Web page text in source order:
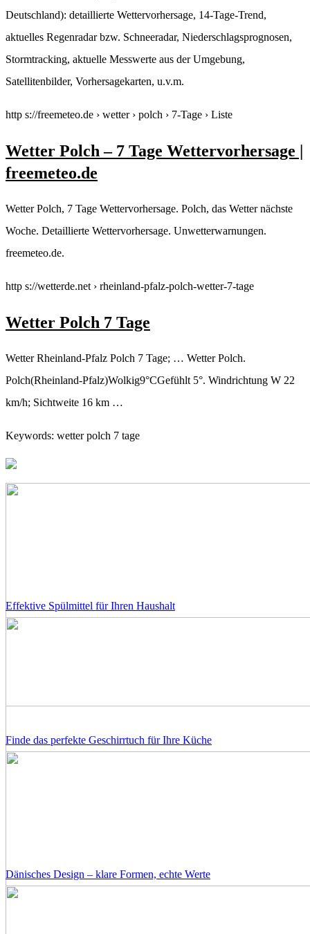
Deutschland): detaillierte Wettervorhersage, 14-Tage-Trend,
aktuelles Regenradar bzw. Schneeradar, Niederschlagsprognosen,
Stormtracking, aktuelle Messwerte aus der Umgebung,
Satellitenbilder, Vorhersagekarten, u.v.m.
http s://freemeteo.de › wetter › polch › 7-Tage › Liste
Wetter Polch – 7 Tage Wettervorhersage |
freemeteo.de
Wetter Polch, 7 Tage Wettervorhersage. Polch, das Wetter nächste
Woche. Detaillierte Wettervorhersage. Unwetterwarnungen.
freemeteo.de.
http s://wetterde.net › rheinland-pfalz-polch-wetter-7-tage
Wetter Polch 7 Tage
Wetter Rheinland-Pfalz Polch 7 Tage; … Wetter Polch.
Polch(Rheinland-Pfalz)Wolkig9°CGefühlt 5°. Windrichtung W 22
km/h; Sichtweite 16 km …
Keywords: wetter polch 7 tage
Effektive Spülmittel für Ihren Haushalt
Finde das perfekte Geschirrtuch für Ihre Küche
Dänisches Design – klare Formen, echte Werte